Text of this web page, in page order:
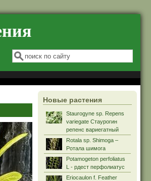
Форма поиска
Поиск
Новые растения
Staurogyne sp. Repens
variegate Стаурогин
репенс вариегатный
Rotala sp. Shimoga –
Ротала шимога
Potamogeton perfoliatus
L - рдест перфолиатус
Eriocaulon f. Feather